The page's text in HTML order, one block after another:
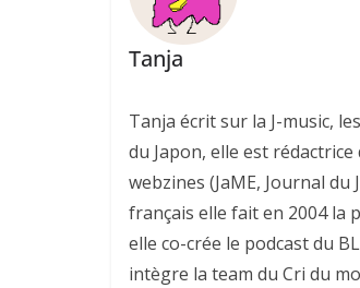
Tanja
Tanja écrit sur la J-music,
du Japon, elle est
webzines (JaME, Journal
français elle fait en 2004 la
elle co-crée le podcast du
intègre la team du Cri du